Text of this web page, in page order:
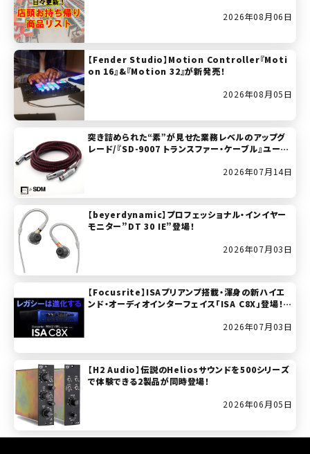
2026年08月06日
【Fender Studio】Motion Controller『Moti
on 16』&『Motion 32』が新発売！
2026年08月05日
突き詰められた“素”が見せた業務レベルのアップグ
レード/『SD-9007 トランスファー・ケーブル』ユーザ
2026年07月14日
【beyerdynamic】プロフェッショナル・インイヤー
モニター”DT 30 IE”登場！
2026年07月03日
【Focusrite】ISAプリアンプ搭載・渾身の新ハイエ
ンド・オーディオインターフェイス「ISA C8X」登場！(2
2026年07月03日
【H2 Audio】伝説のHeliosサウンドを500シリーズ
で体験できる2製品が同時登場！
2026年06月05日